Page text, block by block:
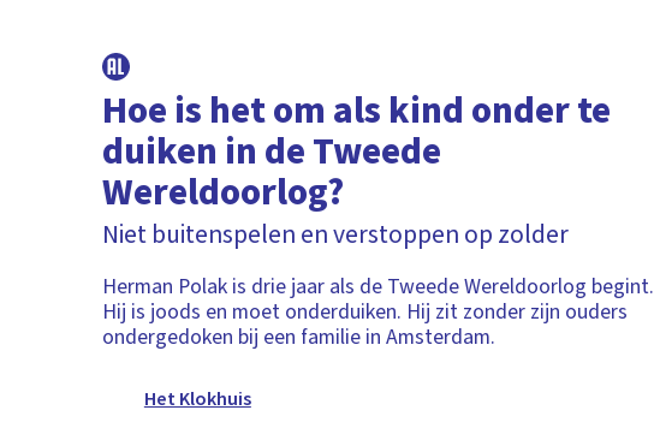
Hoe is het om als kind onder te
duiken in de Tweede
Wereldoorlog?
Niet buitenspelen en verstoppen op zolder
Herman Polak is drie jaar als de Tweede Wereldoorlog begint.
Hij is joods en moet onderduiken. Hij zit zonder zijn ouders
ondergedoken bij een familie in Amsterdam.
Het Klokhuis